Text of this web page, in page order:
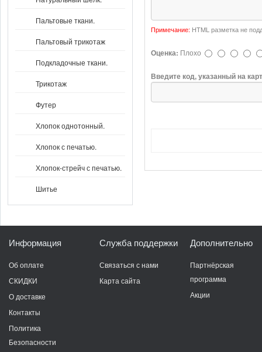
Пальтовые ткани.
Пальтовый трикотаж
Подкладочные ткани.
Трикотаж
Футер
Хлопок однотонный.
Хлопок с печатью.
Хлопок-стрейч с печатью.
Шитье
Примечание: HTML разметка не
Оценка: Плохо
Введите код, указанный на
Информация
Об оплате
СКИДКИ
О доставке
Контакты
Политика
Безопасности
Служба поддержки
Связаться с нами
Карта сайта
Дополнительно
Партнёрская
программа
Акции